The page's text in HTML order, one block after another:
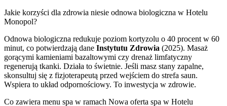
Jakie korzyści dla zdrowia niesie odnowa biologiczna w Hotelu
Monopol?
Odnowa biologiczna redukuje poziom kortyzolu o 40 procent w 60
minut, co potwierdzają dane Instytutu Zdrowia (2025). Masaż
gorącymi kamieniami bazaltowymi czy drenaż limfatyczny
regenerują tkanki. Działa to świetnie. Jeśli masz stany zapalne,
skonsultuj się z fizjoterapeutą przed wejściem do strefa saun.
Wspiera to układ odpornościowy. To inwestycja w zdrowie.
Co zawiera menu spa w ramach Nowa oferta spa w Hotelu